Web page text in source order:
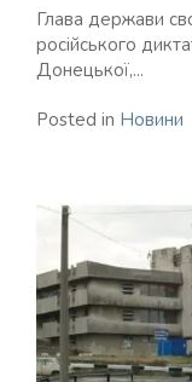
Глава держави
російського
Донецької,...
Posted in Новини